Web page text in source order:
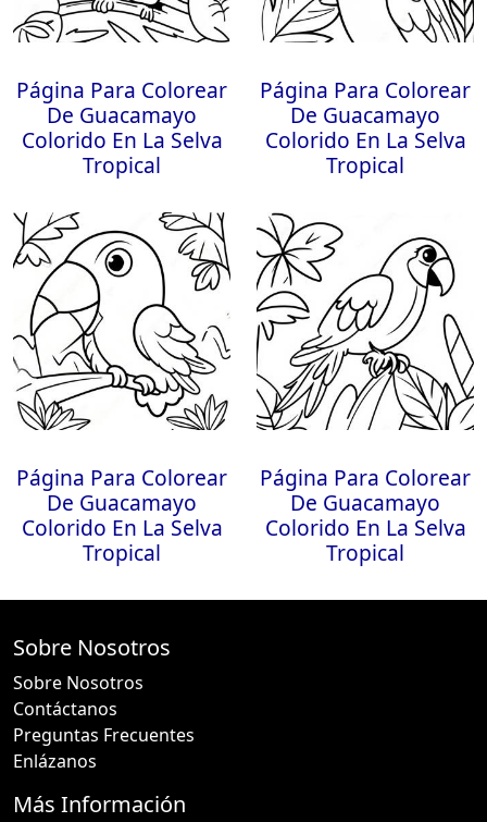
Página Para Colorear
De Guacamayo
Colorido En La Selva
Tropical
Página Para Colorear
De Guacamayo
Colorido En La Selva
Tropical
Página Para Colorear
De Guacamayo
Colorido En La Selva
Tropical
Página Para Colorear
De Guacamayo
Colorido En La Selva
Tropical
Sobre Nosotros
Sobre Nosotros
Contáctanos
Preguntas Frecuentes
Enlázanos
Más Información